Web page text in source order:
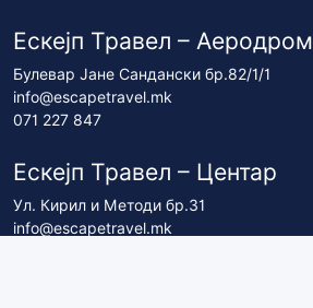
Ескејп Травел – Аеродром
Булевар Јане Сандански бр.82/1/1
info@escapetravel.mk
071 227 847
Ескејп Травел – Центар
Ул. Кирил и Методи бр.31
info@escapetravel.mk